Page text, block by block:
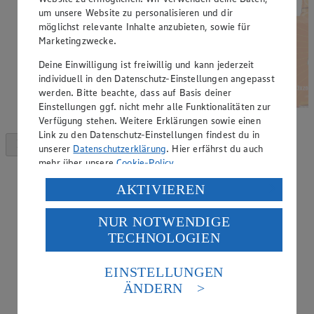
um unsere Website zu personalisieren und dir
möglichst relevante Inhalte anzubieten, sowie für
Marketingzwecke.
Deine Einwilligung ist freiwillig und kann jederzeit
individuell in den Datenschutz-Einstellungen angepasst
werden. Bitte beachte, dass auf Basis deiner
Einstellungen ggf. nicht mehr alle Funktionalitäten zur
Verfügung stehen. Weitere Erklärungen sowie einen
Link zu den Datenschutz-Einstellungen findest du in
unserer Datenschutzerklärung. Hier erfährst du auch
mehr über unsereCookie-Policy.
Verarbeitung deiner personenbezogenen Daten in den
USA durch Facebook und YouTube:
Wenn du auf „Aktivieren“ klickst, willigst du im Sinne
des Art. 49 Abs. 1 Satz 1 lit. a) DSGVO ein, dass deine
Daten in den USA verarbeitet werden. Der EuGH sieht
die USA als Land mit einem nach europäischen
Standards nicht angemessenen Datenschutzniveau an.
Es besteht das Risiko eines Zugriffs durch US-
AKTIVIEREN
NUR NOTWENDIGE
TECHNOLOGIEN
EINSTELLUNGEN
ÄNDERN